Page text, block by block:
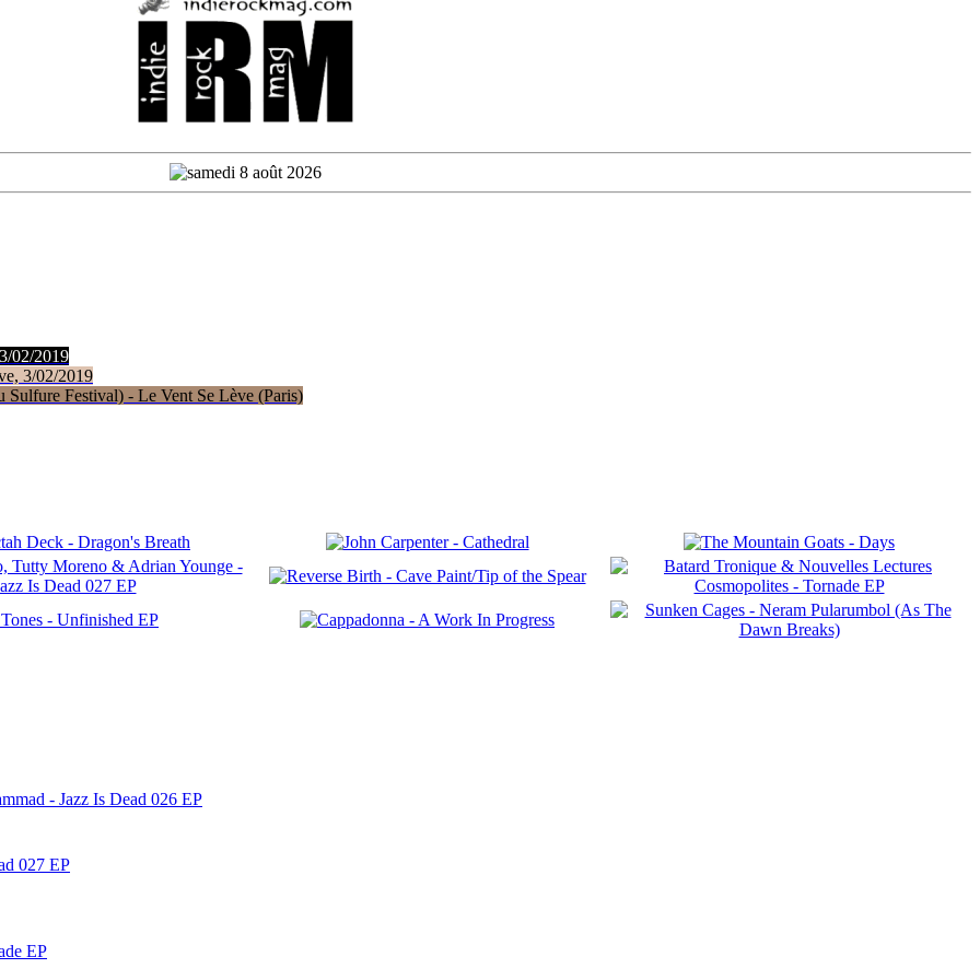
02/2019
3/02/2019
Festival) - Le Vent Se Lève (Paris)
- Jazz Is Dead 026 EP
027 EP
EP